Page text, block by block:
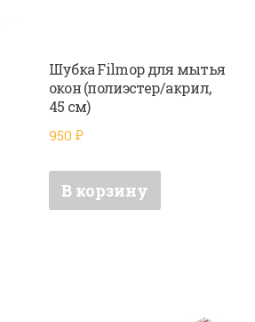
Шубка Filmop для мытья
окон (полиэстер/акрил,
45 см)
950 ₽
В корзину